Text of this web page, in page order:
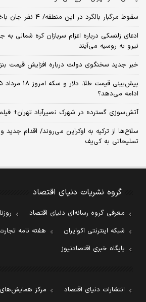
سقوط مرگبار بالگرد در این منطقه/ 4 نفر جان باختند
نیرو به روسیه می‌آیند
خبر جدید سخنگوی دولت درباره افزایش قیمت
ادامه می‌دهد؟
آتش‌سوزی گسترده در شهرک نصیرآباد تهران+ فیلم
سلاح‌ها از ترکیه به اوکراین می‌روند/ اقدام جدید
تسلیحاتی به کی‌یف
گروه نشریات دنیای اقتصاد
معرفی گروه رسانه‌ای دنیای اقتصاد
شبکه اینترنتی اکوایران
هفته نامه
پایگاه خبری اقتصادنیوز
انتشارات دنیای اقتصاد
مرکز همایش‌های